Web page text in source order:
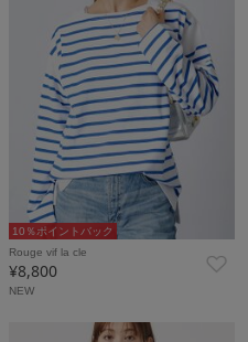
10％ポイントバック
Rouge vif la cle
¥8,800
NEW